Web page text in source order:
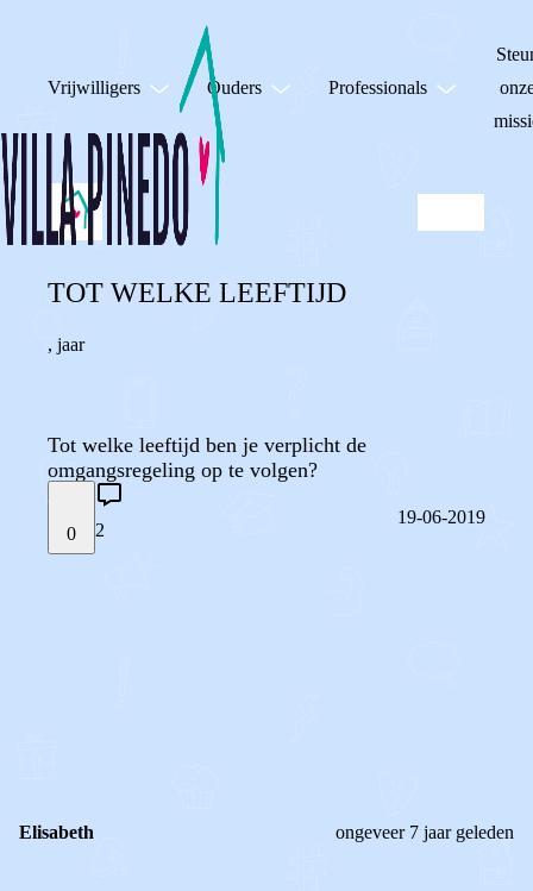
Vrijwilligers Ouders Professionals
TOT WELKE LEEFTIJD
, jaar
Tot welke leeftijd ben je verplicht de
omgangsregeling op te volgen?
0 2
19-06-2019
Elisabeth ongeveer 7 jaar geleden